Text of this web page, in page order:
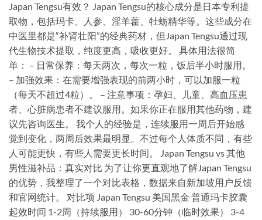
Japan Tengsu有效？ Japan Tengsu的核心成分是日本专利提
取物，包括玛卡、人参、淫羊藿、牡蛎精华等。这些成分在
中医里都是“补肾壮阳”的经典药材，但Japan Tengsu通过现
代生物技术提取，纯度更高，吸收更好。 具体用法很简
单： – 日常保养：每天两次，每次一粒，饭后半小时服用。
– 加强效果：在需要增强表现的前两小时，可以加服一粒
（每天不超过4粒）。 – 注意事项：孕妇、儿童、高血压患
者、心脏病患者不建议服用。如果你正在服用其他药物，建
议先咨询医生。 我个人的经验是，连续服用一周后开始感
觉到变化，两周后效果最明显。不过每个人体质不同，有些
人可能更快，有些人需要更长时间。 Japan Tengsu vs 其他
男性滋补品：真实对比 为了让你更直观地了解Japan Tengsu
的优势，我整理了一个对比表格，数据来自新加坡用户反馈
和官网统计。 对比项 Japan Tengsu 美国黑金 普通玛卡胶囊
起效时间 1-2周（持续服用） 30-60分钟（临时效果） 3-4